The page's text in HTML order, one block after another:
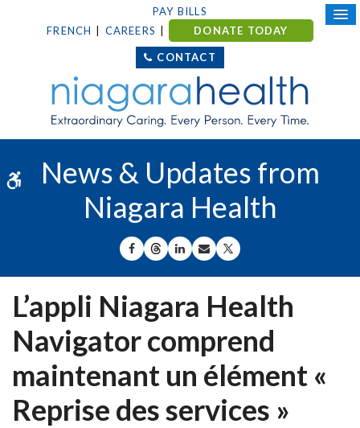
Accessible Version
PAY BILLS
FRENCH
CAREERS DONATE TODAY
CONTACT
News & Updates from
Niagara Health
SHARE ON FACEBOOK
SHARE ON THREADS
SHARE ON LINKEDIN
SHARE BY EMAIL
SHARE ON X
L’appli Niagara Health
Navigator comprend
maintenant un élément «
Reprise des services »